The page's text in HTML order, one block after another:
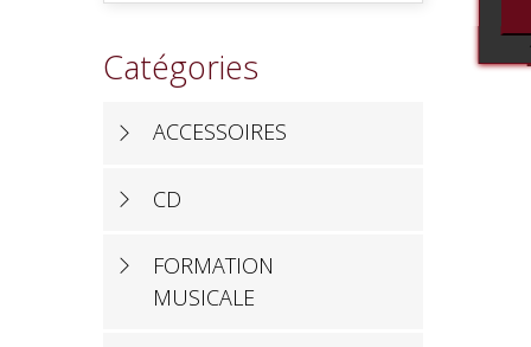
Catégories
ACCESSOIRES
CD
FORMATION
MUSICALE